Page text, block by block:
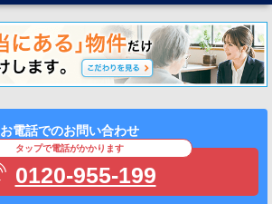
お電話でのお問い合わせ
タップで電話がかかります
0120-955-199